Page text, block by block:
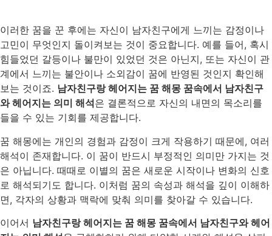
이러한 꿈을 꾼 후에는 자신이 남자친구에게 느끼는 감정이나
고민이 무엇인지 돌이켜보는 것이 중요합니다. 예를 들어, 혹시
힘들었던 갈등이나 불만이 있었던 것은 아닌지, 또는 자신이 관
계에서 느끼는 불안이나 소외감이 꿈에 반영된 것인지 확인해
보는 것이죠. 남자친구랑 헤어지는 꿈 해몽 꿈속에서 남자친구
와 헤어지는 의미 해석은 결론적으로 자신의 내면의 목소리를
들을 수 있는 기회를 제공합니다.
꿈 해몽에는 개인의 경험과 감정이 크게 작용하기 때문에, 여러
해석이 존재합니다. 이 꿈이 반드시 부정적인 의미만 가지는 것
은 아닙니다. 때때로 이별의 꿈은 새로운 시작이나 변화의 신호
로 해석되기도 합니다. 이처럼 꿈의 속성과 해석을 깊이 이해하
면, 각자의 상황과 맥락에 맞춰 의미를 찾아갈 수 있습니다.
이어서 남자친구랑 헤어지는 꿈 해몽 꿈속에서 남자친구와 헤어